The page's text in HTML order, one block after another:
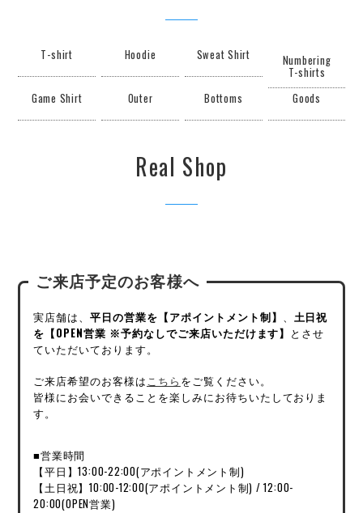
T-shirt Hoodie Sweat Shirt Numbering
T-shirts
Game Shirt
Outer Bottoms Goods
Real Shop
ご来店予定のお客様へ
実店舗は、平日の営業を【アポイントメント制】 、 土日祝
を【OPEN営業 ※予約なしでご来店いただけます】 とさせ
ていただいております。
ご来店希望のお客様はこちら をご覧ください。
皆様にお会いできることを楽しみにお待ちいたしておりま
す。
■営業時間
【平日】13:00-22:00(アポイントメント制)
【土日祝】10:00-12:00(アポイントメント制) / 12:00-
20:00(OPEN営業)